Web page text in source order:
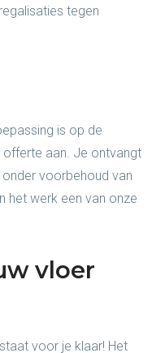
tegen
is op de
offerte aan. Je ontvangt
voorbehoud van
het werk een van onze
vloer
voor je klaar! Het